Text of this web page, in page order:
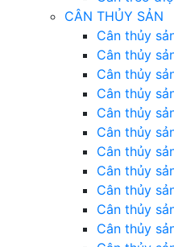
CÂN THỦY SẢN
Cân thủy
Cân thủy
Cân thủy
Cân thủy
Cân thủy
Cân thủy
Cân thủy
Cân thủy
Cân thủy
Cân thủy
Cân thủy